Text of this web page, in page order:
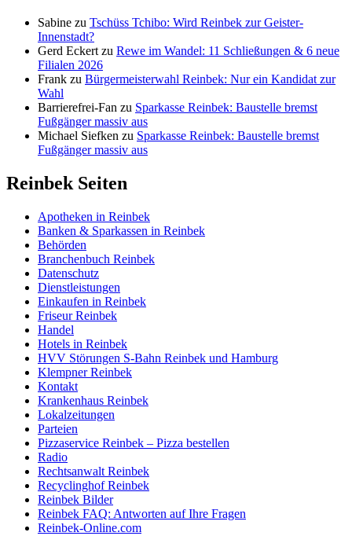
Sabine zu Tschüss Tchibo: Wird Reinbek zur Geister-
Innenstadt?
Gerd Eckert zu Rewe im Wandel: 11 Schließungen & 6 neue
Filialen 2026
Frank zu Bürgermeisterwahl Reinbek: Nur ein Kandidat zur
Wahl
Barrierefrei-Fan zu Sparkasse Reinbek: Baustelle bremst
Fußgänger massiv aus
Michael Siefken zu Sparkasse Reinbek: Baustelle bremst
Fußgänger massiv aus
Reinbek Seiten
Apotheken in Reinbek
Banken & Sparkassen in Reinbek
Behörden
Branchenbuch Reinbek
Datenschutz
Dienstleistungen
Einkaufen in Reinbek
Friseur Reinbek
Handel
Hotels in Reinbek
HVV Störungen S-Bahn Reinbek und Hamburg
Klempner Reinbek
Kontakt
Krankenhaus Reinbek
Lokalzeitungen
Parteien
Pizzaservice Reinbek – Pizza bestellen
Radio
Rechtsanwalt Reinbek
Recyclinghof Reinbek
Reinbek Bilder
Reinbek FAQ: Antworten auf Ihre Fragen
Reinbek-Online.com